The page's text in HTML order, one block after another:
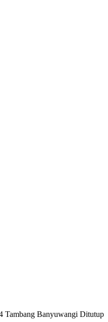
Tambang Banyuwangi Ditutup